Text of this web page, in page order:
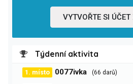
VYTVOŘTE SI
Týdenní aktivita
1. místo 0077ivka (66 darů)